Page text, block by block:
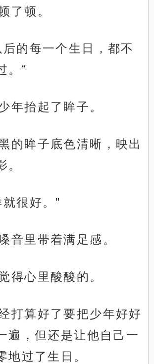
了顿。
后的每一个生日，都不
。”
年抬起了眸子。
的眸子底色清晰，映出
。
很好。”
音里带着满足感。
得心里酸酸的。
打算好了要把少年好好
遍，但还是让他自己一
地过了生日。